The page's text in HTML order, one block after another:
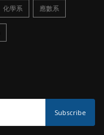
化學系 應數系
Subscribe